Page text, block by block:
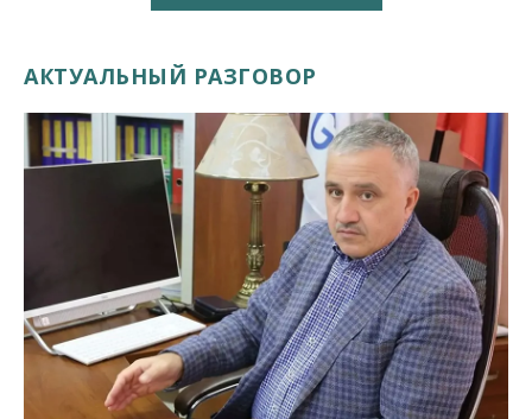
АКТУАЛЬНЫЙ РАЗГОВОР